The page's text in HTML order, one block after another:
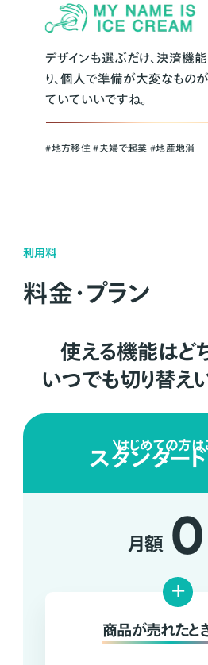
デザインも選ぶだけ、決済機
り、個人で準備が大変なもの
ていていいですね。
#地方移住 #夫婦で起業 #地産地消
利用料
料金・プラン
使える機能はど
いつでも切り替え
はじめての方は
スタンダー
月額 0
+
商品が売れたと